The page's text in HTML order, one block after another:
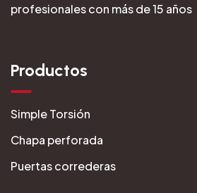
profesionales con más de 15 años
Productos
Simple Torsión
Chapa perforada
Puertas correderas